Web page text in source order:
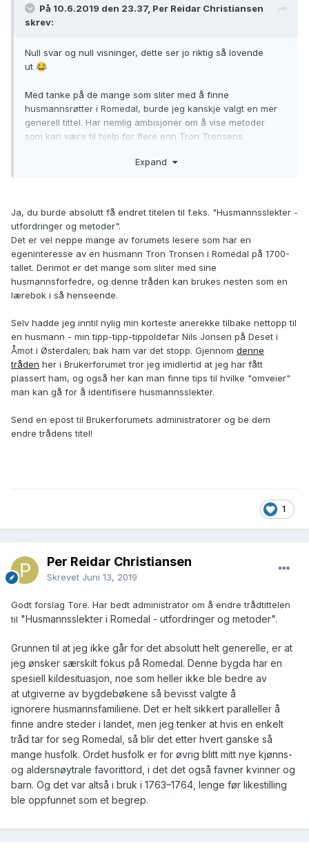
På 10.6.2019 den 23.37, Per Reidar Christiansen
skrev:
Null svar og null visninger, dette ser jo riktig så lovende
ut 😂
Med tanke på de mange som sliter med å finne
husmannsrøtter i Romedal, burde jeg kanskje valgt en mer
generell tittel. Har nemlig ambisjoner om å vise metoder
som kan være til hjelp for flere enn Tron Tronsens
Expand
Ja, du burde absolutt få endret titelen til f.eks. "Husmannsslekter -
utfordringer og metoder".
Det er vel neppe mange av forumets lesere som har en
egeninteresse av en husmann Tron Tronsen i Romedal på 1700-
tallet. Derimot er det mange som sliter med sine
husmannsforfedre, og denne tråden kan brukes nesten som en
lærebok i så henseende.
Selv hadde jeg inntil nylig min korteste anerekke tilbake nettopp til
en husmann - min tipp-tipp-tippoldefar Nils Jonsen på Deset i
Åmot i Østerdalen; bak ham var det stopp. Gjennom denne
tråden her i Brukerforumet tror jeg imidlertid at jeg har fått
plassert ham, og også her kan man finne tips til hvilke "omveier"
man kan gå for å identifisere husmannsslekter.
Send en epost til Brukerforumets administratorer og be dem
endre trådens titel!
1
Per Reidar Christiansen
Skrevet Juni 13, 2019
Godt forslag Tore. Har bedt administrator om å endre trådtittelen
til "Husmannsslekter i Romedal - utfordringer og metoder".
Grunnen til at jeg ikke går for det absolutt helt generelle, er at
jeg ønsker særskilt fokus på Romedal. Denne bygda har en
spesiell kildesituasjon, noe som heller ikke ble bedre av
at utgiverne av bygdebøkene så bevisst valgte å
ignorere husmannsfamiliene. Det er helt sikkert paralleller å
finne andre steder i landet, men jeg tenker at hvis en enkelt
tråd tar for seg Romedal, så blir det etter hvert ganske så
mange husfolk. Ordet husfolk er for øvrig blitt mitt nye kjønns-
og aldersnøytrale favorittord, i det det også favner kvinner og
barn. Og det var altså i bruk i 1763–1764, lenge før likestilling
ble oppfunnet som et begrep.